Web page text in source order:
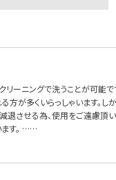
リーニングで洗うことが可能
が多くいらっしゃいます。し
せる為、使用をご遠慮頂い
ます。 ……